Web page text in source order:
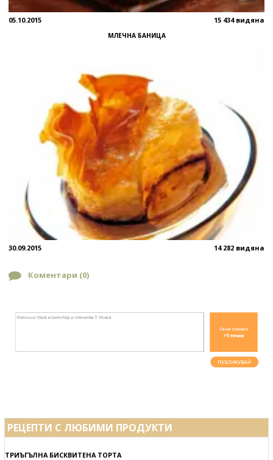
05.10.2015 15 434 видяна
МЛЕЧНА БАНИЦА
30.09.2015 14 282 видяна
Коментари (0)
РЕЦЕПТИ С ЛЮБИМИ ПРОДУКТИ
ТРИЪГЪЛНА БИСКВИТЕНА ТОРТА